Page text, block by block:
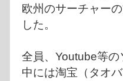
欧州のサーチャー
した。
全員、Youtube等
中には淘宝（タオ